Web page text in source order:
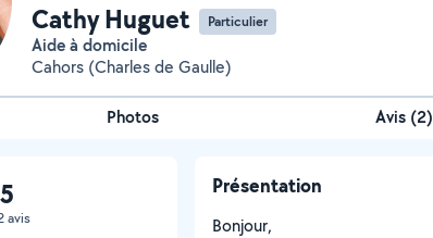
Cathy Huguet Particulier
Aide à domicile
Cahors (Charles de Gaulle)
Photos Avis (2)
avis
Présentation
Bonjour,